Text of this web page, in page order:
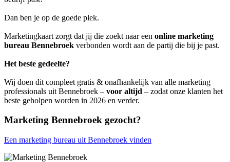
Dan ben je op de goede plek.
Marketingkaart zorgt dat jij die zoekt naar een online marketing
bureau Bennebroek verbonden wordt aan de partij die bij je past.
Het beste gedeelte?
Wij doen dit compleet gratis & onafhankelijk van alle marketing
professionals uit Bennebroek – voor altijd – zodat onze klanten het
beste geholpen worden in 2026 en verder.
Marketing Bennebroek gezocht?
Een marketing bureau uit Bennebroek vinden